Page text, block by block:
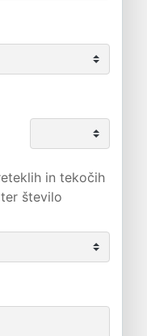
in tekočih
število